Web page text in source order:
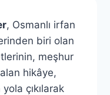
, Osmanlı irfan
biri olan
meşhur
hikâye,
çıkılarak